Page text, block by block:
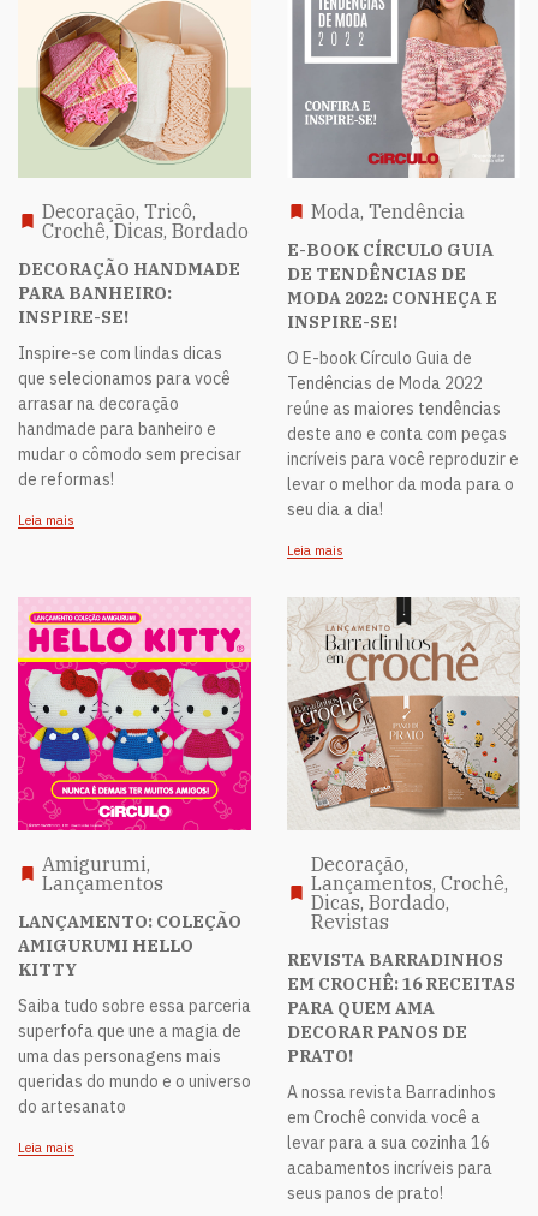
Decoração, Tricô,
Crochê, Dicas, Bordado
DECORAÇÃO HANDMADE
PARA BANHEIRO:
INSPIRE-SE!
Inspire-se com lindas dicas
que selecionamos para você
arrasar na decoração
handmade para banheiro e
mudar o cômodo sem precisar
de reformas!
Leia mais
Moda, Tendência
E-BOOK CÍRCULO GUIA
DE TENDÊNCIAS DE
MODA 2022: CONHEÇA E
INSPIRE-SE!
O E-book Círculo Guia de
Tendências de Moda 2022
reúne as maiores tendências
deste ano e conta com peças
incríveis para você reproduzir e
levar o melhor da moda para o
seu dia a dia!
Leia mais
Amigurumi,
Lançamentos
LANÇAMENTO: COLEÇÃO
AMIGURUMI HELLO
KITTY
Saiba tudo sobre essa parceria
superfofa que une a magia de
uma das personagens mais
queridas do mundo e o universo
do artesanato
Leia mais
Decoração,
Lançamentos, Crochê,
Dicas, Bordado,
Revistas
REVISTA BARRADINHOS
EM CROCHÊ: 16 RECEITAS
PARA QUEM AMA
DECORAR PANOS DE
PRATO!
A nossa revista Barradinhos
em Crochê convida você a
levar para a sua cozinha 16
acabamentos incríveis para
seus panos de prato!